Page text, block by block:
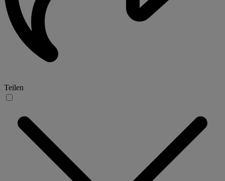
Teilen